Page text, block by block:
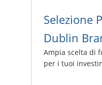
Selezione
Dublin
Ampia scelta di
per i tuoi